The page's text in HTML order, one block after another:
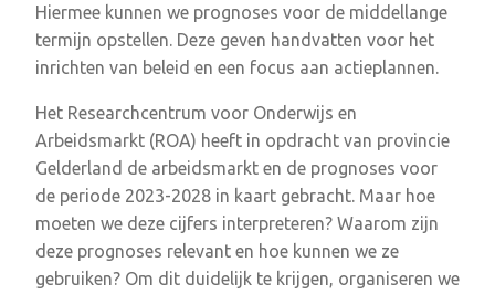
Hiermee kunnen we prognoses voor de middellange
termijn opstellen. Deze geven handvatten voor het
inrichten van beleid en een focus aan actieplannen.
Het Researchcentrum voor Onderwijs en
Arbeidsmarkt (ROA) heeft in opdracht van provincie
Gelderland de arbeidsmarkt en de prognoses voor
de periode 2023-2028 in kaart gebracht. Maar hoe
moeten we deze cijfers interpreteren? Waarom zijn
deze prognoses relevant en hoe kunnen we ze
gebruiken? Om dit duidelijk te krijgen, organiseren we